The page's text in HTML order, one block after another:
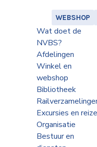
WEBSHOP
Wat doet de
NVBS?
Afdelingen
Winkel en
webshop
Bibliotheek
Excursies en
Organisatie
Bestuur en